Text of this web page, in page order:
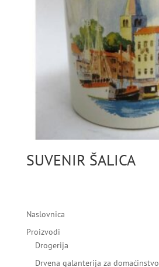
SUVENIR ŠALICA
Naslovnica
Proizvodi
Drogerija
Drvena galanterija za domaćinstvo